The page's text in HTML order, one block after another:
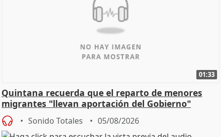
01:33
Quintana recuerda que el reparto de menores
migrantes "llevan aportación del Gobierno"
central
Sonido Totales 05/08/2026